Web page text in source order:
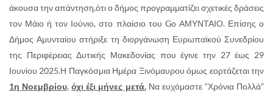
άκουσα την απάντηση,ότι ο δήμος προγραμματίζει σχετικές δράσεις
τον Μάιο ή τον Ιούνιο, στο πλαίσιο του Go ΑΜΥΝΤΑΙΟ. Επίσης ο
Δήμος Αμυνταίου στήριξε τη διοργάνωση Ευρωπαϊκού Συνεδρίου
της Περιφέρειας Δυτικής Μακεδονίας που έγινε την 27 έως 29
Ιουνίου 2025.Η Παγκόσμια Ημέρα Ξινόμαυρου όμως εορτάζεται την
1η Νοεμβρίου,όχι έξι μήνες μετά.Να ευχόμαστε “Χρόνια Πολλά”